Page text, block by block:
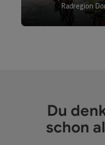
Radregion
Du
schon